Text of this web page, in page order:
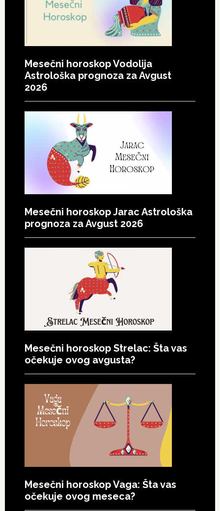
Mesečni horoskop Vodolija
Astrološka prognoza za Avgust
2026
Mesečni horoskop Jarac Astrološka
prognoza za Avgust 2026
Mesečni horoskop Strelac: Šta vas
očekuje ovog avgusta?
Mesečni horoskop Vaga: Šta vas
očekuje ovog meseca?